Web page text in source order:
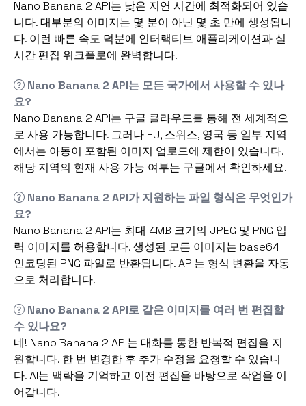
Nano Banana 2 API는 낮은 지연 시간에 최적화되어 있습
니다. 대부분의 이미지는 몇 분이 아닌 몇 초 만에 생성됩니
다. 이런 빠른 속도 덕분에 인터랙티브 애플리케이션과 실
시간 편집 워크플로에 완벽합니다.
Nano Banana 2 API는 모든 국가에서 사용할 수 있나
요?
Nano Banana 2 API는 구글 클라우드를 통해 전 세계적으
로 사용 가능합니다. 그러나 EU, 스위스, 영국 등 일부 지역
에서는 아동이 포함된 이미지 업로드에 제한이 있습니다.
해당 지역의 현재 사용 가능 여부는 구글에서 확인하세요.
Nano Banana 2 API가 지원하는 파일 형식은 무엇인가
요?
Nano Banana 2 API는 최대 4MB 크기의 JPEG 및 PNG 입
력 이미지를 허용합니다. 생성된 모든 이미지는 base64
인코딩된 PNG 파일로 반환됩니다. API는 형식 변환을 자동
으로 처리합니다.
Nano Banana 2 API로 같은 이미지를 여러 번 편집할
수 있나요?
네! Nano Banana 2 API는 대화를 통한 반복적 편집을 지
원합니다. 한 번 변경한 후 추가 수정을 요청할 수 있습니
다. AI는 맥락을 기억하고 이전 편집을 바탕으로 작업을 이
어갑니다.